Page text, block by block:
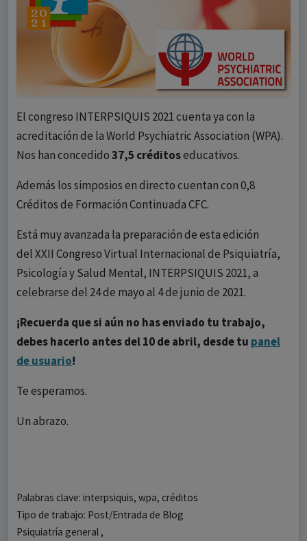
El congreso INTERPSIQUIS 2021 cuenta ya con la
acreditación de la World Psychiatric Association (WPA).
Nos han concedido37,5 créditoseducativos.
Además los simposios en directo cuentan con 0,8
Créditos de Formación Continuada CFC.
Está muy avanzada la preparación de esta edición
del XXII Congreso Virtual Internacional de Psiquiatría,
Psicología y Salud Mental, INTERPSIQUIS 2021, a
celebrarse del 24 de mayo al 4 de junio de 2021.
¡Recuerda que si aún no has enviado tu trabajo,
debes hacerlo antes del 10 de abril, desde tu panel
de usuario!
Te esperamos.
Un abrazo.
Palabras clave: interpsiquis, wpa, créditos
Tipo de trabajo: Post/Entrada de Blog
Psiquiatría general ,